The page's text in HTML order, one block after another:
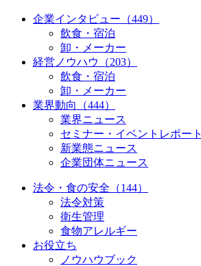
企業インタビュー（449）
飲食・宿泊
卸・メーカー
経営ノウハウ（203）
飲食・宿泊
卸・メーカー
業界動向（444）
業界ニュース
セミナー・イベントレポート
新業態ニュース
企業団体ニュース
法令・食の安全（144）
法令対策
衛生管理
食物アレルギー
お役立ち
ノウハウブック